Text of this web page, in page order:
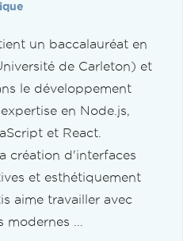
un baccalauréat en
de Carleton) et
le développement
en Node.js,
et React.
création d'interfaces
et esthétiquement
aime travailler avec
...